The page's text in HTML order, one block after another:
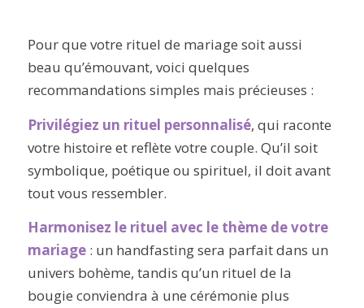
Pour que votre rituel de mariage soit aussi
beau qu’émouvant, voici quelques
recommandations simples mais précieuses :
Privilégiez un rituel personnalisé, qui raconte
votre histoire et reflète votre couple. Qu’il soit
symbolique, poétique ou spirituel, il doit avant
tout vous ressembler.
Harmonisez le rituel avec le thème de votre
mariage: un handfasting sera parfait dans un
univers bohème, tandis qu’un rituel de la
bougie conviendra à une cérémonie plus